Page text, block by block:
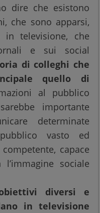
dire che esistono
che sono apparsi,
in televisione, che
e sui social
di colleghi che
quello di
al pubblico
importante
determinate
vasto ed
capace
sociale
diversi e
in televisione